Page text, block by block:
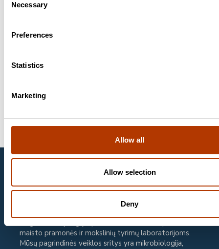
Selection
Necessary
Preferences
Statistics
Marketing
Allow all
Allow selection
Deny
Full Neogen food safety portfolio is now available to
biotechnologijos ekspertų organizacijos „Labema OY“,
įkurtos 1988 metais Suomijoje, veikiančios ir Baltijos
maisto pramonės ir mokslinių tyrimų laboratorijoms.
Mūsų pagrindinės veiklos sritys yra mikrobiologija,